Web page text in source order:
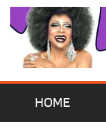
HOME